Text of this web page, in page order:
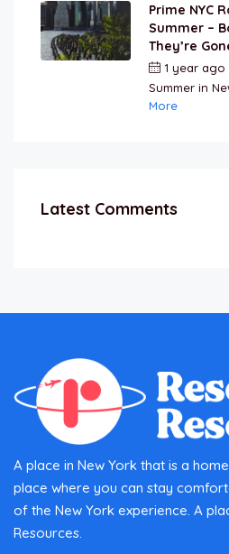
Prime NYC
Summer –
They’re
1 year ago
Summer in
More
Latest Comments
A place in New York that is a
place where you can stay
of the New York experience. A
Resources.